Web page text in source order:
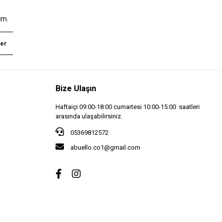
Bize Ulaşın
Haftaiçi 09:00-18:00 cumartesi 10:00-15:00 saatleri
arasında ulaşabilirsiniz.
05369812572
abuello.co1@gmail.com